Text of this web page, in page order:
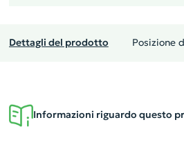
Dettagli del prodotto Posizione
Informazioni riguardo questo